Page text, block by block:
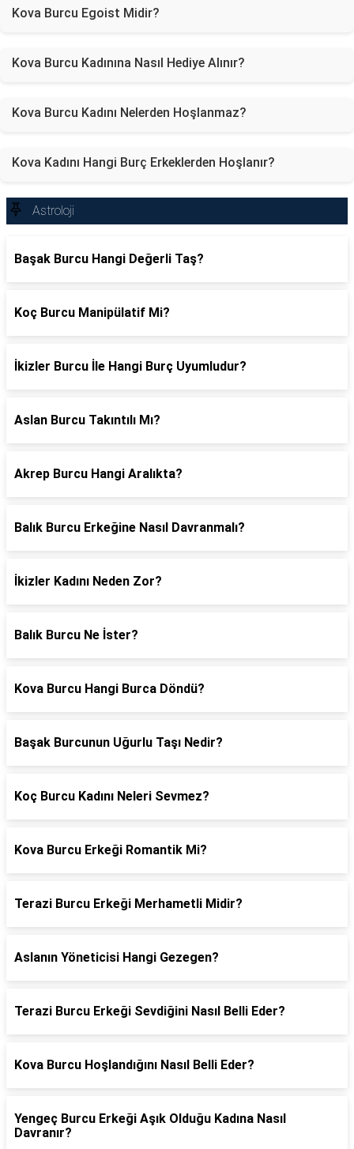
Kova Burcu Egoist Midir?
Kova Burcu Kadınına Nasıl Hediye Alınır?
Kova Burcu Kadını Nelerden Hoşlanmaz?
Kova Kadını Hangi Burç Erkeklerden Hoşlanır?
Astroloji
Başak Burcu Hangi Değerli Taş?
Koç Burcu Manipülatif Mi?
İkizler Burcu İle Hangi Burç Uyumludur?
Aslan Burcu Takıntılı Mı?
Akrep Burcu Hangi Aralıkta?
Balık Burcu Erkeğine Nasıl Davranmalı?
İkizler Kadını Neden Zor?
Balık Burcu Ne İster?
Kova Burcu Hangi Burca Döndü?
Başak Burcunun Uğurlu Taşı Nedir?
Koç Burcu Kadını Neleri Sevmez?
Kova Burcu Erkeği Romantik Mi?
Terazi Burcu Erkeği Merhametli Midir?
Aslanın Yöneticisi Hangi Gezegen?
Terazi Burcu Erkeği Sevdiğini Nasıl Belli Eder?
Kova Burcu Hoşlandığını Nasıl Belli Eder?
Yengeç Burcu Erkeği Aşık Olduğu Kadına Nasıl
Davranır?